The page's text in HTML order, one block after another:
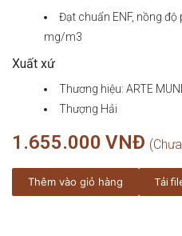
Đạt chuẩn ENF, nồng
mg/m3
Xuất xứ
Thương hiệu: ARTE
Thượng Hải
1.655.000 VNĐ
Thêm vào giỏ hàng Tải